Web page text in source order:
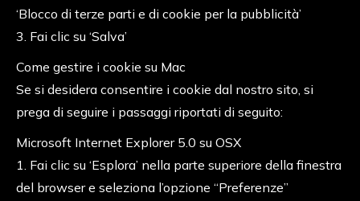
‘Blocco di terze parti e di cookie per la pubblicità’
3. Fai clic su ‘Salva’
Come gestire i cookie su Mac
Se si desidera consentire i cookie dal nostro sito, si
prega di seguire i passaggi riportati di seguito:
Microsoft Internet Explorer 5.0 su OSX
1. Fai clic su ‘Esplora’ nella parte superiore della finestra
del browser e seleziona l’opzione “Preferenze”